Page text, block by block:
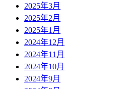
2025年3月
2025年2月
2025年1月
2024年12月
2024年11月
2024年10月
2024年9月